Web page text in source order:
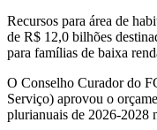
Recursos para área de
de R$ 12,0 bilhões
para famílias de baixa
O Conselho Curador do
Serviço) aprovou o
plurianuais de 2026-2028